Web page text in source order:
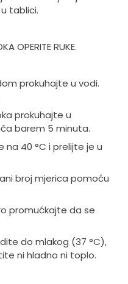
tablici.
OPERITE RUKE.
prokuhajte u vodi.
prokuhajte u
barem 5 minuta.
na 40 °C i prelijte je u
broj mjerica pomoću
promućkajte da se
do mlakog (37 °C),
ni hladno ni toplo.